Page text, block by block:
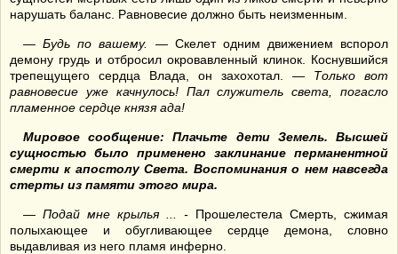
нарушать баланс. Равновесие должно быть неизменным.
—Будь по вашему. — Скелет одним движением вспорол
демону грудь и отбросил окровавленный клинок. Коснувшийся
трепещущего сердца Влада, он захохотал. — Только вот
равновесие уже качнулось! Пал служитель света, погасло
пламенное сердце князя ада!
Мировое сообщение: Плачьте дети Земель. Высшей
сущностью было применено заклинание перманентной
смерти к апостолу Света. Воспоминания о нем навсегда
стерты из памяти этого мира.
— Подай мне крылья ... - Прошелестела Смерть, сжимая
полыхающее и обугливающее сердце демона, словно
выдавливая из него пламя инферно.